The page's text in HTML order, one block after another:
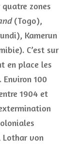
zones
(Togo),
Kamerun
C’est sur
en place les
100
1904 et
Lothar von